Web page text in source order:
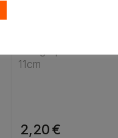
11cm
2,20€